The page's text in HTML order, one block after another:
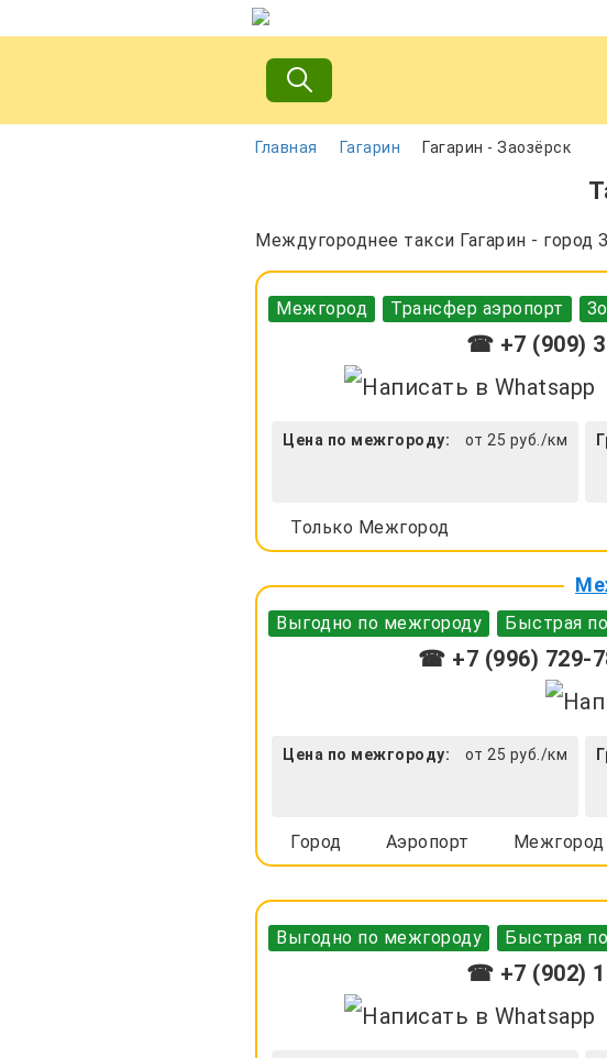
Главная Гагарин Гагарин - Заозёрск
Междугороднее такси Гагарин -
Межгород Трансфер аэропорт
☎ +7 (909)
Цена по межгороду: от 25 руб./км
Только Межгород
Выгодно по межгороду Быстрая
☎ +7 (996) 729-
Цена по межгороду: от 25 руб./км
Город Аэропорт Межгород
Выгодно по межгороду Быстрая
☎ +7 (902)